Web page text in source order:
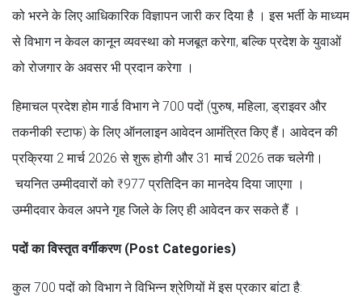
को भरने के लिए आधिकारिक विज्ञापन जारी कर दिया है । इस भर्ती के माध्यम
से विभाग न केवल कानून व्यवस्था को मजबूत करेगा, बल्कि प्रदेश के युवाओं
को रोजगार के अवसर भी प्रदान करेगा ।
हिमाचल प्रदेश होम गार्ड विभाग ने 700 पदों (पुरुष, महिला, ड्राइवर और
तकनीकी स्टाफ) के लिए ऑनलाइन आवेदन आमंत्रित किए हैं। आवेदन की
प्रक्रिया 2 मार्च 2026 से शुरू होगी और 31 मार्च 2026 तक चलेगी।
चयनित उम्मीदवारों को ₹977 प्रतिदिन का मानदेय दिया जाएगा ।
उम्मीदवार केवल अपने गृह जिले के लिए ही आवेदन कर सकते हैं ।
पदों का विस्तृत वर्गीकरण (Post Categories)
कुल 700 पदों को विभाग ने विभिन्न श्रेणियों में इस प्रकार बांटा है: